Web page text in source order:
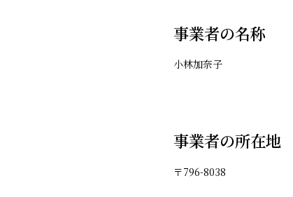
事業者の名称
小林加奈子
事業者の所在地
〒796-8038